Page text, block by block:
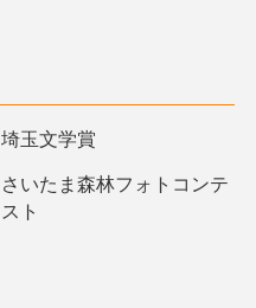
埼玉文学賞
さいたま森林フォトコンテ
スト